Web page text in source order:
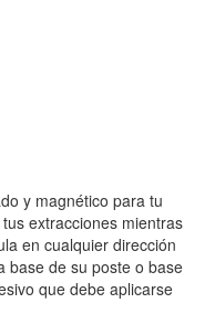
y magnético para tu
extracciones mientras
en cualquier dirección
base de su poste o base
que debe aplicarse